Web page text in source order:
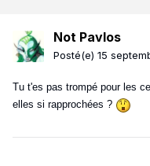
Not Pavlos
Posté(e) 15
Tu t'es pas trompé pour les
elles si rapprochées ?